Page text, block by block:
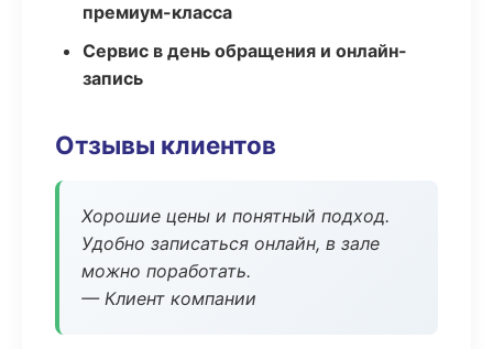
премиум-класса
Сервис в день обращения и онлайн-
запись
Отзывы клиентов
Хорошие цены и понятный подход.
Удобно записаться онлайн, в зале
можно поработать.
— Клиент компании